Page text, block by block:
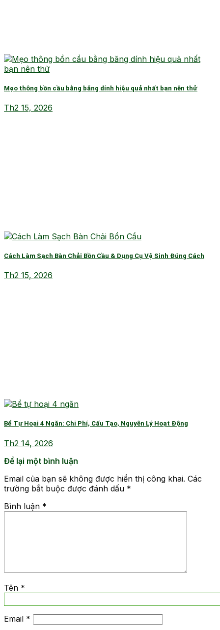
Mẹo thông bồn cầu bằng băng dính hiệu quả nhất bạn nên thử
Th2 15, 2026
Cách Làm Sạch Bàn Chải Bồn Cầu & Dụng Cụ Vệ Sinh Đúng Cách
Th2 15, 2026
Bể Tự Hoại 4 Ngăn: Chi Phí, Cấu Tạo, Nguyên Lý Hoạt Động
Th2 14, 2026
Để lại một bình luận
Email của bạn sẽ không được hiển thị công khai. Các
trường bắt buộc được đánh dấu *
Bình luận *
Tên *
Email *